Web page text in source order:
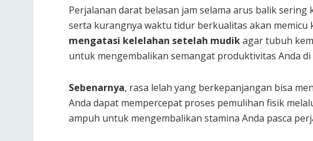
Perjalanan darat belasan jam selama arus balik
serta kurangnya waktu tidur berkualitas akan
mengatasi kelelahan setelah mudikagar tubuh
untuk mengembalikan semangat produktivitas Anda
Sebenarnya, rasa lelah yang berkepanjangan bisa
Anda dapat mempercepat proses pemulihan fisik
ampuh untuk mengembalikan stamina Anda pasca